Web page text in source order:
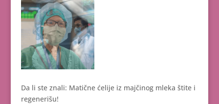
Da li ste znali: Matične ćelije iz majčinog mleka štite i
regenerišu!